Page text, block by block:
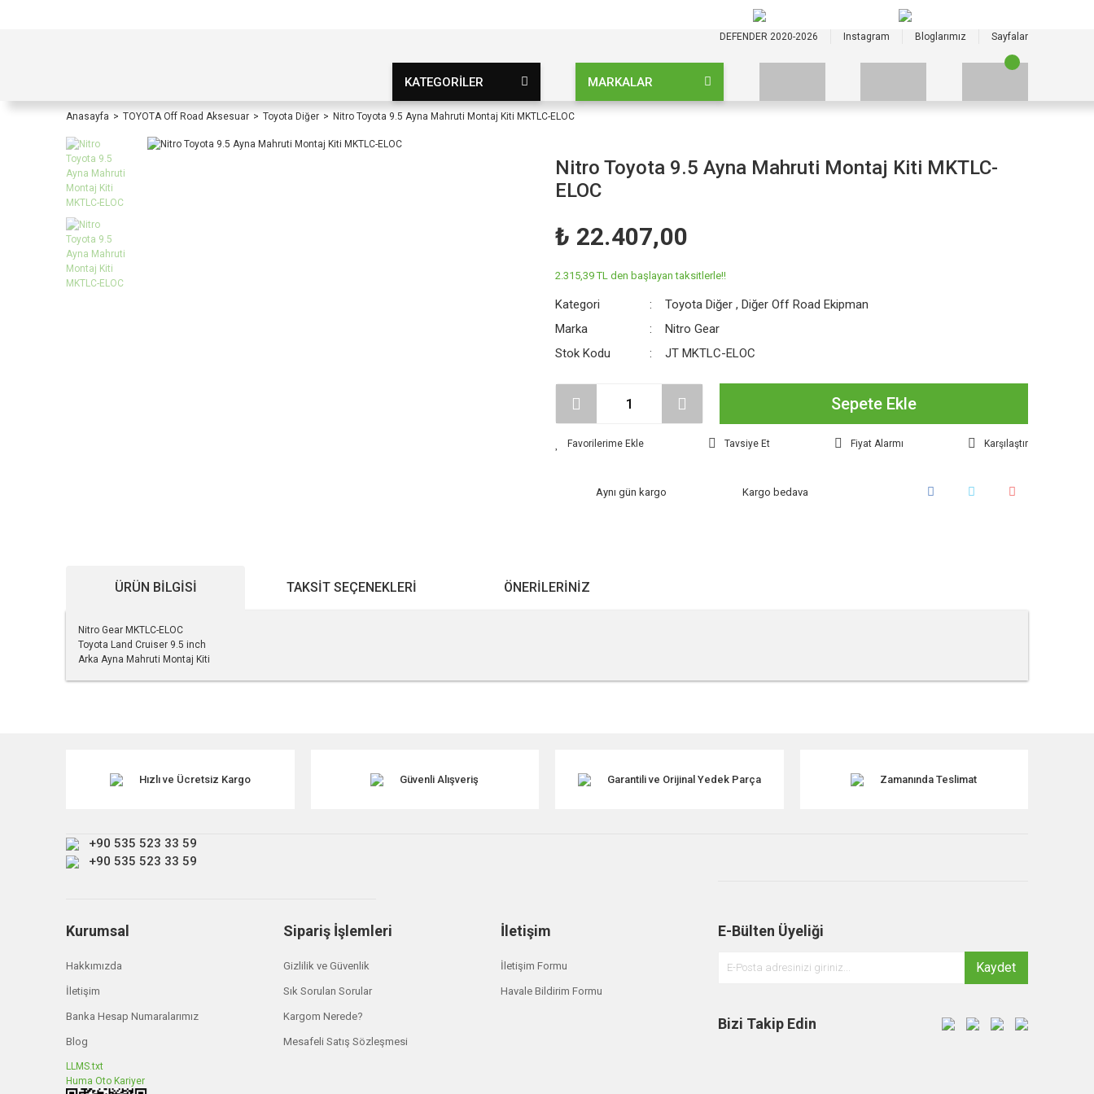
DEFENDER 2020-2026 Instagram Bloglarımız Sayfalar
KATEGORİLER MARKALAR
Anasayfa TOYOTA Off Road Aksesuar Toyota Diğer Nitro Toyota 9.5 Ayna Mahruti Montaj Kiti MKTLC-ELOC
Nitro Toyota 9.5 Ayna Mahruti Montaj Kiti MKTLC-
ELOC
₺ 22.407,00
2.315,39 TL den başlayan taksitlerle!!
Kategori Toyota Diğer ,Diğer Off Road Ekipman
Marka
Nitro Gear
Stok Kodu
JT MKTLC-ELOC
Sepete Ekle
Tavsiye Et Fiyat Alarmı Karşılaştır
Aynı gün kargo Kargo bedava
ÜRÜN BILGISI TAKSIT SEÇENEKLERI ÖNERILERINIZ
Nitro Gear MKTLC-ELOC
Toyota Land Cruiser 9.5 inch
Arka Ayna Mahruti Montaj Kiti
Ürün açıklamasında eksik bilgiler bulunuyor.
Bu ürüne benzer farklı alternatifler olmalı.
Hızlı ve Ücretsiz Kargo Güvenli Alışveriş Garantili ve Orijinal Yedek Parça Zamanında Teslimat
+90 535 523 33 59
+90 535 523 33 59
Kurumsal
Hakkımızda
İletişim
Banka Hesap Numaralarımız
Blog
LLMS.txt
Huma Oto Kariyer
Sipariş İşlemleri
Gizlilik ve Güvenlik
Sık Sorulan Sorular
Kargom Nerede?
Mesafeli Satış Sözleşmesi
İletişim
İletişim Formu
Havale Bildirim Formu
E-Bülten Üyeliği
Kaydet
Bizi Takip Edin